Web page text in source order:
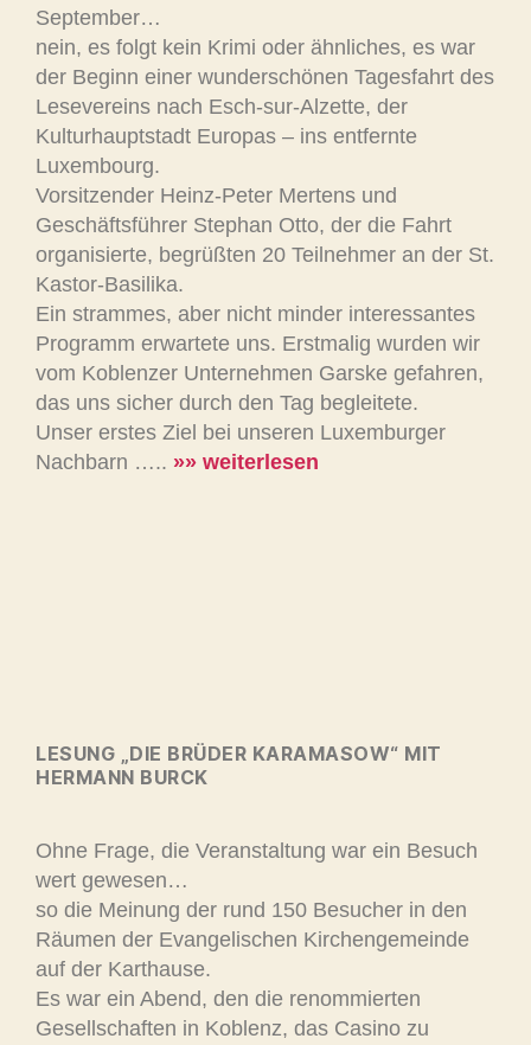
September…
nein, es folgt kein Krimi oder ähnliches, es war
der Beginn einer wunderschönen Tagesfahrt des
Lesevereins nach Esch-sur-Alzette, der
Kulturhauptstadt Europas – ins entfernte
Luxembourg.
Vorsitzender Heinz-Peter Mertens und
Geschäftsführer Stephan Otto, der die Fahrt
organisierte, begrüßten 20 Teilnehmer an der St.
Kastor-Basilika.
Ein strammes, aber nicht minder interessantes
Programm erwartete uns. Erstmalig wurden wir
vom Koblenzer Unternehmen Garske gefahren,
das uns sicher durch den Tag begleitete.
Unser erstes Ziel bei unseren Luxemburger
Nachbarn ….. »» weiterlesen
LESUNG „DIE BRÜDER KARAMASOW“ MIT
HERMANN BURCK
Ohne Frage, die Veranstaltung war ein Besuch
wert gewesen…
so die Meinung der rund 150 Besucher in den
Räumen der Evangelischen Kirchengemeinde
auf der Karthause.
Es war ein Abend, den die renommierten
Gesellschaften in Koblenz, das Casino zu